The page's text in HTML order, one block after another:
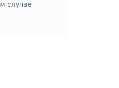
случае